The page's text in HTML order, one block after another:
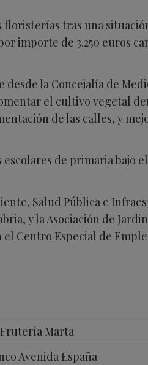
tras una
importe de 3.250 euros
la Concejalía de
el cultivo vegetal
de las calles, y
de primaria bajo
Salud Pública e
y la Asociación de
Especial de
Frutería Marta
Avenida España